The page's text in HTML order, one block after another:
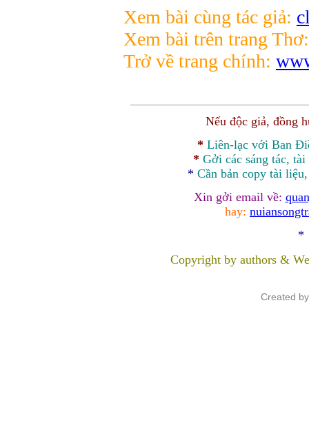
Xem bài cùng tác giả:
Xem bài trên trang
Trở về trang chính:
Nếu độc giả, đồng
* Liên-lạc với Ban
* Gởi các sáng tác,
* Cần bản copy tài
Xin gởi email về:
hay:
*
Copyright by authors &
Created